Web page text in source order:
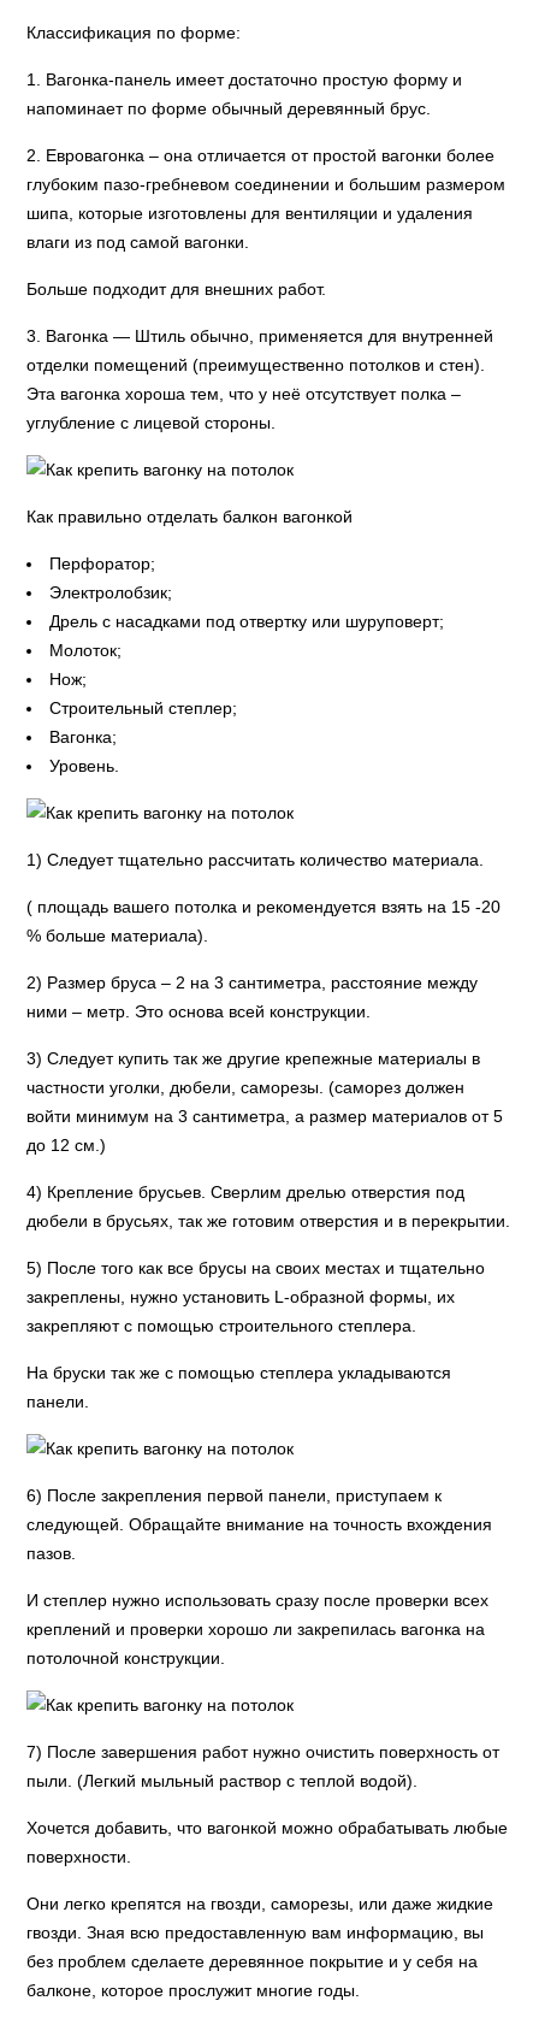
Классификация по форме:
1. Вагонка-панель имеет достаточно простую форму и
напоминает по форме обычный деревянный брус.
2. Евровагонка – она отличается от простой вагонки более
глубоким пазо-гребневом соединении и большим размером
шипа, которые изготовлены для вентиляции и удаления
влаги из под самой вагонки.
Больше подходит для внешних работ.
3. Вагонка — Штиль обычно, применяется для внутренней
отделки помещений (преимущественно потолков и стен).
Эта вагонка хороша тем, что у неё отсутствует полка –
углубление с лицевой стороны.
Как правильно отделать балкон вагонкой
Перфоратор;
Электролобзик;
Дрель с насадками под отвертку или шуруповерт;
Молоток;
Нож;
Строительный степлер;
Вагонка;
Уровень.
1) Следует тщательно рассчитать количество материала.
( площадь вашего потолка и рекомендуется взять на 15 -20
% больше материала).
2) Размер бруса – 2 на 3 сантиметра, расстояние между
ними – метр. Это основа всей конструкции.
3) Следует купить так же другие крепежные материалы в
частности уголки, дюбели, саморезы. (саморез должен
войти минимум на 3 сантиметра, а размер материалов от 5
до 12 см.)
4) Крепление брусьев. Сверлим дрелью отверстия под
дюбели в брусьях, так же готовим отверстия и в перекрытии.
5) После того как все брусы на своих местах и тщательно
закреплены, нужно установить L-образной формы, их
закрепляют с помощью строительного степлера.
На бруски так же с помощью степлера укладываются
панели.
6) После закрепления первой панели, приступаем к
следующей. Обращайте внимание на точность вхождения
пазов.
И степлер нужно использовать сразу после проверки всех
креплений и проверки хорошо ли закрепилась вагонка на
потолочной конструкции.
7) После завершения работ нужно очистить поверхность от
пыли. (Легкий мыльный раствор с теплой водой).
Хочется добавить, что вагонкой можно обрабатывать любые
поверхности.
Они легко крепятся на гвозди, саморезы, или даже жидкие
гвозди. Зная всю предоставленную вам информацию, вы
без проблем сделаете деревянное покрытие и у себя на
балконе, которое прослужит многие годы.